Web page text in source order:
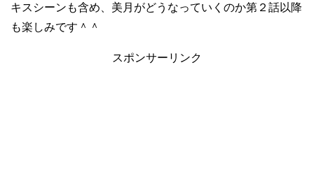
キスシーンも含め、美月がどうなっていくのか第２話以降
も楽しみです＾＾
スポンサーリンク